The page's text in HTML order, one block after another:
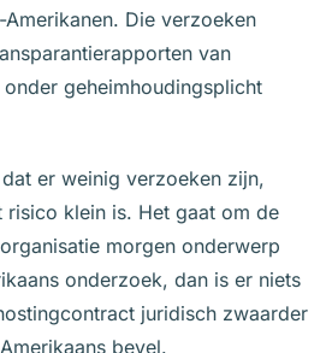
Die verzoeken
van
geheimhoudingsplicht
er weinig verzoeken zijn,
risico klein is. Het gaat om de
morgen onderwerp
onderzoek, dan is er niets
juridisch zwaarder
bevel.